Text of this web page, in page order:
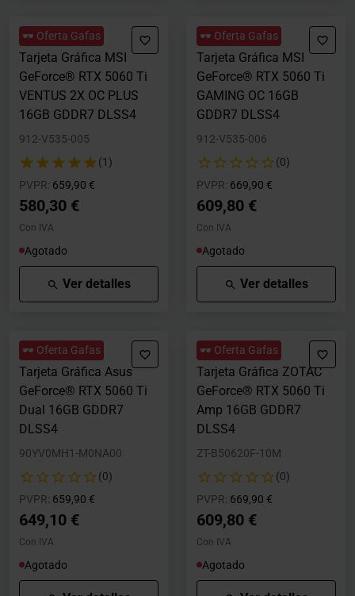
🕶️ Oferta Gafas
Tarjeta Gráfica MSI
GeForce® RTX 5060 Ti
VENTUS 2X OC PLUS
16GB GDDR7 DLSS4
912-V535-005
(1)
PVPR: Precio rebajado desde
659,90 €
580,30 €
Con IVA
Agotado
Ver detalles
🕶️ Oferta Gafas
Tarjeta Gráfica MSI
GeForce® RTX 5060 Ti
GAMING OC 16GB
GDDR7 DLSS4
912-V535-006
(0)
PVPR: Precio rebajado desde
669,90 €
609,80 €
Con IVA
Agotado
Ver detalles
🕶️ Oferta Gafas
Tarjeta Gráfica Asus
GeForce® RTX 5060 Ti
Dual 16GB GDDR7
DLSS4
90YV0MH1-M0NA00
(0)
PVPR: Precio rebajado desde
659,90 €
649,10 €
Con IVA
Agotado
🕶️ Oferta Gafas
Tarjeta Gráfica ZOTAC
GeForce® RTX 5060 Ti
Amp 16GB GDDR7
DLSS4
ZT-B50620F-10M
(0)
PVPR: Precio rebajado desde
669,90 €
609,80 €
Con IVA
Agotado